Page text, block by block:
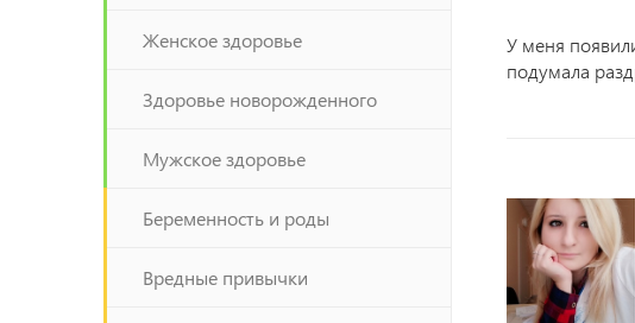
У меня
подумала
Женское здоровье
Здоровье новорожденного
Мужское здоровье
Беременность и роды
Вредные привычки